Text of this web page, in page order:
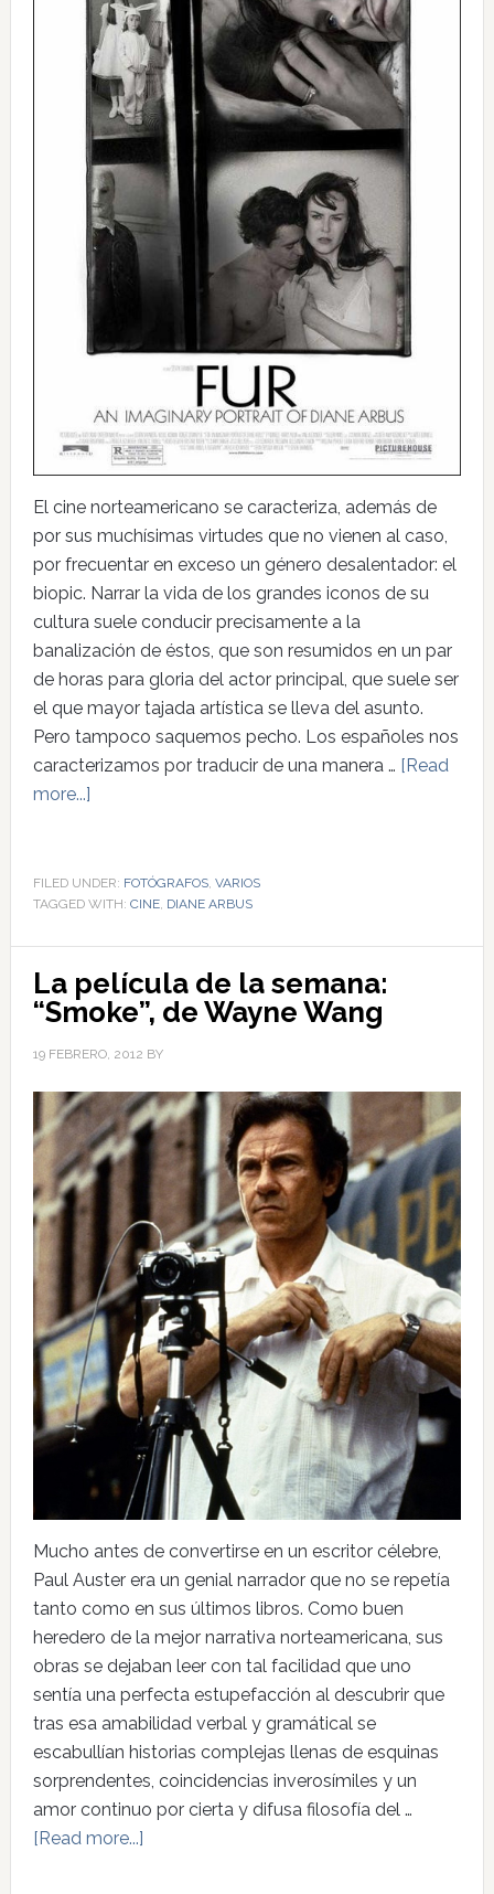
El cine norteamericano se caracteriza, además de
por sus muchísimas virtudes que no vienen al caso,
por frecuentar en exceso un género desalentador: el
biopic. Narrar la vida de los grandes iconos de su
cultura suele conducir precisamente a la
banalización de éstos, que son resumidos en un par
de horas para gloria del actor principal, que suele ser
el que mayor tajada artística se lleva del asunto.
Pero tampoco saquemos pecho. Los españoles nos
caracterizamos por traducir de una manera … [Read
more...]
FILED UNDER: FOTÓGRAFOS, VARIOS
TAGGED WITH: CINE, DIANE ARBUS
La película de la semana:
“Smoke”, de Wayne Wang
19 FEBRERO, 2012 BY
Mucho antes de convertirse en un escritor célebre,
Paul Auster era un genial narrador que no se repetía
tanto como en sus últimos libros. Como buen
heredero de la mejor narrativa norteamericana, sus
obras se dejaban leer con tal facilidad que uno
sentía una perfecta estupefacción al descubrir que
tras esa amabilidad verbal y gramátical se
escabullían historias complejas llenas de esquinas
sorprendentes, coincidencias inverosímiles y un
amor continuo por cierta y difusa filosofía del …
[Read more...]